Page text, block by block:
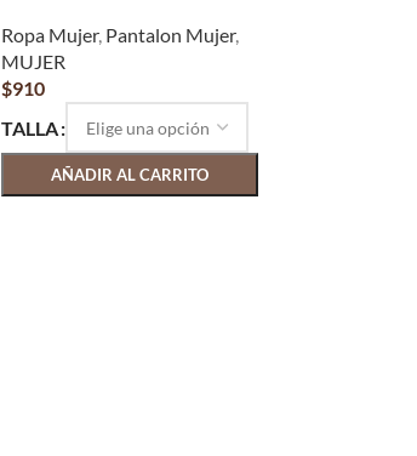
Ropa Mujer, Pantalon Mujer,
MUJER
$910
TALLA
AÑADIR AL CARRITO